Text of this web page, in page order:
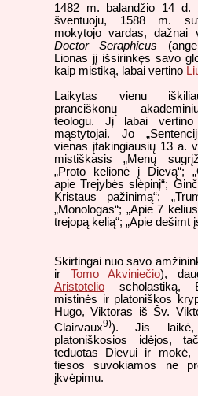
1482 m. balandžio 14 d.
šventuoju, 1588 m.
mokytojo vardas, dažnai
Doctor Seraphicus
Lionas jį išsirinkęs savo
kaip mistiką, labai vertino
Laikytas vienu
pranciškonų
teologu. Jį labai vertino
mąstytojai. Jo
vienas įtakingiausių 13 a.
mistiškasis „Menų
„Proto kelionė į Dievą“;
apie Trejybės slėpinį“;
Kristaus pažinimą“;
„Monologas“; „Apie 7
trejopą kelią“; „Apie dešimt
Skirtingai nuo savo
ir Tomo Akviniečio),
Aristotelio scholastiką,
mistinės ir platoniškos
Hugo, Viktoras iš Šv.
Clairvaux9)). Jis laikė,
platoniškosios idėjos,
teduotas Dievui ir mokė,
tiesos suvokiamos ne
įkvėpimu.